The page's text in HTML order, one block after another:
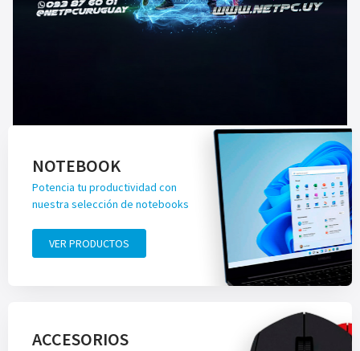
NOTEBOOK
Potencia tu productividad con
nuestra selección de notebooks
VER PRODUCTOS
ACCESORIOS